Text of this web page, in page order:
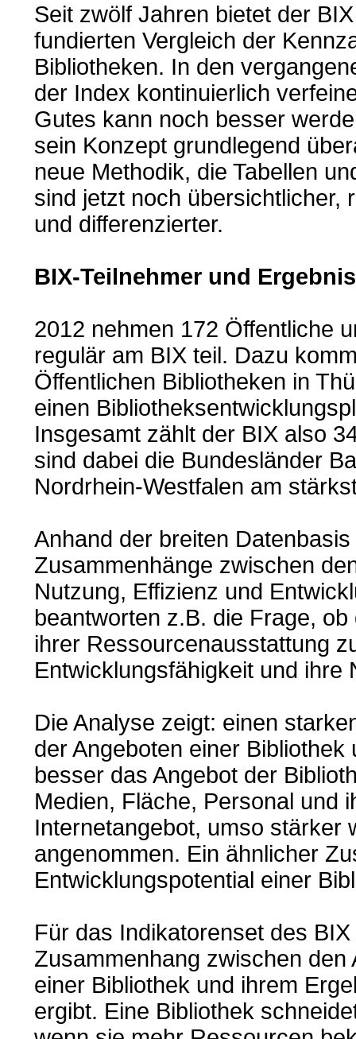
Seit zwölf Jahren bietet der
fundierten Vergleich der
Bibliotheken. In den
der Index kontinuierlich
Gutes kann noch besser
sein Konzept grundlegend
neue Methodik, die Tabellen
sind jetzt noch übersichtlicher,
und differenzierter.
BIX-Teilnehmer und
2012 nehmen 172 Öffentliche
regulär am BIX teil. Dazu
Öffentlichen Bibliotheken in
einen
Insgesamt zählt der BIX also
sind dabei die Bundesländer
Nordrhein-Westfalen am
Anhand der breiten
Zusammenhänge zwischen
Nutzung, Effizienz und
beantworten z.B. die Frage,
ihrer Ressourcenausstattung
Entwicklungsfähigkeit und ihre
Die Analyse zeigt: einen
der Angeboten einer
besser das Angebot der
Medien, Fläche, Personal und
Internetangebot, umso stärker
angenommen. Ein ähnlicher
Entwicklungspotential einer
Für das Indikatorenset des
Zusammenhang zwischen
einer Bibliothek und ihrem
ergibt. Eine Bibliothek